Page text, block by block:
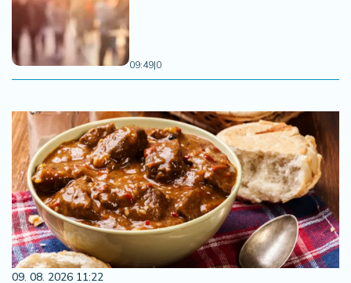
09:49|0
09. 08. 2026 11:22